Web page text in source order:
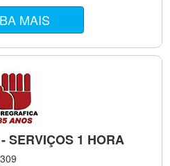
MAIS
SERVIÇOS 1 HORA